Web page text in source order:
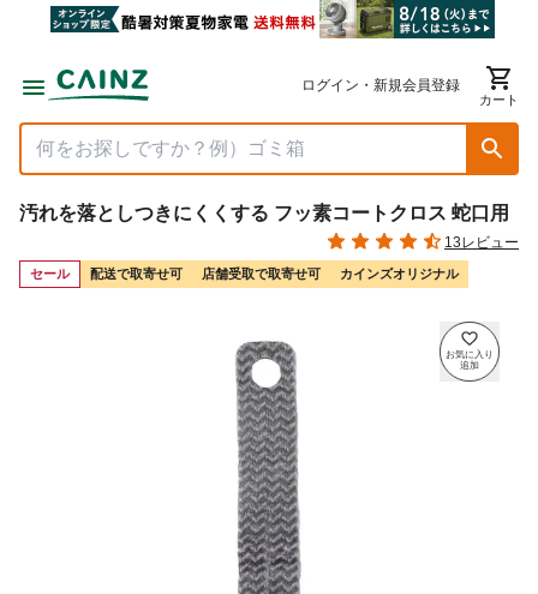
ログイン・新規会員登録
カート
汚れを落としつきにくくする フッ素コートクロス 蛇口用
13レビュー
セール 配送で取寄せ可 店舗受取で取寄せ可 カインズオリジナル